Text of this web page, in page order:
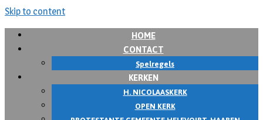
Skip to content
HOME
CONTACT
Spelregels
KERKEN
H. NICOLAASKERK
OPEN KERK